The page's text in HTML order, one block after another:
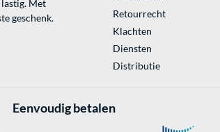
Met
geschenk.
Retourrecht
Klachten
Diensten
Distributie
Eenvoudig betalen